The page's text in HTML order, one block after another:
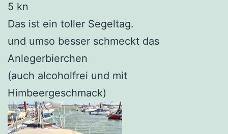
5 kn
Das ist ein toller Segeltag.
und umso besser schmeckt das
Anlegerbierchen
(auch alcoholfrei und mit
Himbeergeschmack)